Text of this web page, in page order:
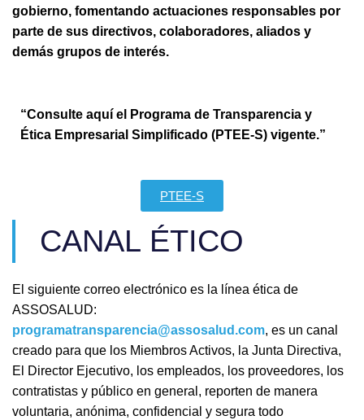
gobierno, fomentando actuaciones responsables por
parte de sus directivos, colaboradores, aliados y
demás grupos de interés.
“Consulte aquí el Programa de Transparencia y
Ética Empresarial Simplificado (PTEE-S) vigente.”
PTEE-S
CANAL ÉTICO
El siguiente correo electrónico es la línea ética de
ASSOSALUD:
programatransparencia@assosalud.com, es un canal
creado para que los Miembros Activos, la Junta Directiva,
El Director Ejecutivo, los empleados, los proveedores, los
contratistas y público en general, reporten de manera
voluntaria, anónima, confidencial y segura todo